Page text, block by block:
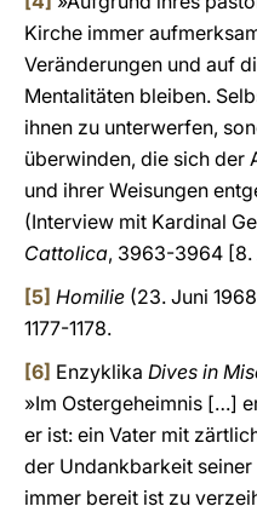
Kirche immer
Veränderungen und auf
Mentalitäten bleiben.
ihnen zu unterwerfen,
überwinden, die sich der
und ihrer Weisungen
(Interview mit Kardinal
Cattolica, 3963-3964 [8.
[5] Homilie (23. Juni
1177-1178.
[6] Enzyklika Dives in
»Im Ostergeheimnis […]
er ist: ein Vater mit
der Undankbarkeit
immer bereit ist zu